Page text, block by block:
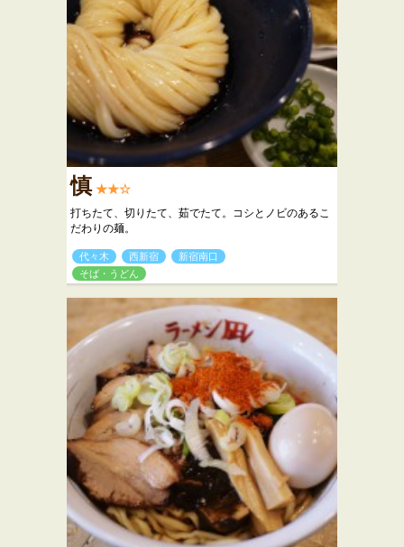
慎 ★★☆
打ちたて、切りたて、茹でたて。コシとノビのあるこ
だわりの麺。
代々木 西新宿
新宿南口
そば・うどん